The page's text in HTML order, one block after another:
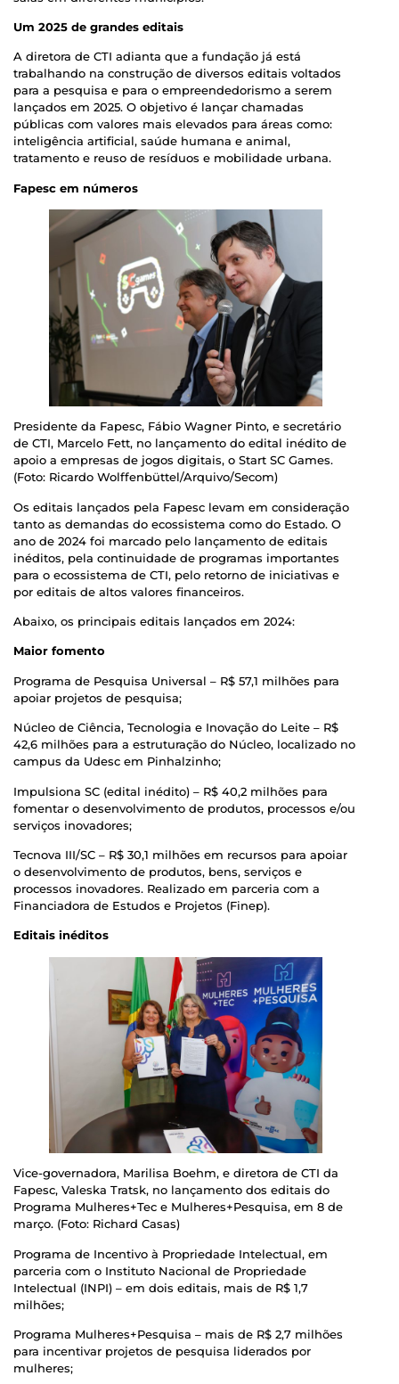
Um 2025 de grandes editais
A diretora de CTI adianta que a fundação já está
trabalhando na construção de diversos editais voltados
para a pesquisa e para o empreendedorismo a serem
lançados em 2025. O objetivo é lançar chamadas
públicas com valores mais elevados para áreas como:
inteligência artificial, saúde humana e animal,
tratamento e reuso de resíduos e mobilidade urbana.
Fapesc em números
Presidente da Fapesc, Fábio Wagner Pinto, e secretário
de CTI, Marcelo Fett, no lançamento do edital inédito de
apoio a empresas de jogos digitais, o Start SC Games.
(Foto: Ricardo Wolffenbüttel/Arquivo/Secom)
Os editais lançados pela Fapesc levam em consideração
tanto as demandas do ecossistema como do Estado. O
ano de 2024 foi marcado pelo lançamento de editais
inéditos, pela continuidade de programas importantes
para o ecossistema de CTI, pelo retorno de iniciativas e
por editais de altos valores financeiros.
Abaixo, os principais editais lançados em 2024:
Maior fomento
Programa de Pesquisa Universal – R$ 57,1 milhões para
apoiar projetos de pesquisa;
Núcleo de Ciência, Tecnologia e Inovação do Leite – R$
42,6 milhões para a estruturação do Núcleo, localizado no
campus da Udesc em Pinhalzinho;
Impulsiona SC (edital inédito) – R$ 40,2 milhões para
fomentar o desenvolvimento de produtos, processos e/ou
serviços inovadores;
Tecnova III/SC – R$ 30,1 milhões em recursos para apoiar
o desenvolvimento de produtos, bens, serviços e
processos inovadores. Realizado em parceria com a
Financiadora de Estudos e Projetos (Finep).
Editais inéditos
Vice-governadora, Marilisa Boehm, e diretora de CTI da
Fapesc, Valeska Tratsk, no lançamento dos editais do
Programa Mulheres+Tec e Mulheres+Pesquisa, em 8 de
março. (Foto: Richard Casas)
Programa de Incentivo à Propriedade Intelectual, em
parceria com o Instituto Nacional de Propriedade
Intelectual (INPI) – em dois editais, mais de R$ 1,7
milhões;
Programa Mulheres+Pesquisa – mais de R$ 2,7 milhões
para incentivar projetos de pesquisa liderados por
mulheres;